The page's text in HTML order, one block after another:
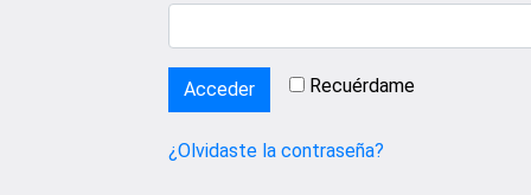
Recuérdame
Acceder
¿Olvidaste la contraseña?